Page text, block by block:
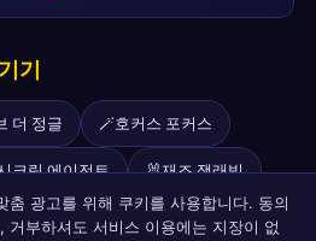
기
더 정글 🪄호커스 포커스
크릿 에이전트 🐰재즈 잭래빗
춤 광고를 위해 쿠키를 사용합니다. 동의
거부하셔도 서비스 이용에는 지장이 없